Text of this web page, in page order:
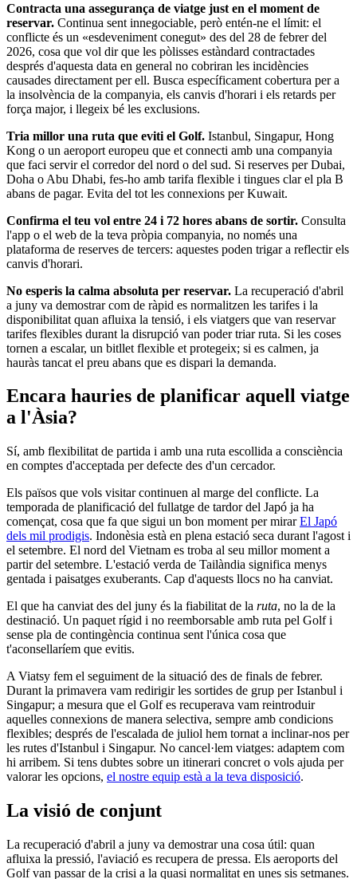
Contracta una assegurança de viatge just en el moment de
reservar. Continua sent innegociable, però entén-ne el límit: el
conflicte és un «esdeveniment conegut» des del 28 de febrer del
2026, cosa que vol dir que les pòlisses estàndard contractades
després d'aquesta data en general no cobriran les incidències
causades directament per ell. Busca específicament cobertura per a
la insolvència de la companyia, els canvis d'horari i els retards per
força major, i llegeix bé les exclusions.
Tria millor una ruta que eviti el Golf. Istanbul, Singapur, Hong
Kong o un aeroport europeu que et connecti amb una companyia
que faci servir el corredor del nord o del sud. Si reserves per Dubai,
Doha o Abu Dhabi, fes-ho amb tarifa flexible i tingues clar el pla B
abans de pagar. Evita del tot les connexions per Kuwait.
Confirma el teu vol entre 24 i 72 hores abans de sortir. Consulta
l'app o el web de la teva pròpia companyia, no només una
plataforma de reserves de tercers: aquestes poden trigar a reflectir els
canvis d'horari.
No esperis la calma absoluta per reservar. La recuperació d'abril
a juny va demostrar com de ràpid es normalitzen les tarifes i la
disponibilitat quan afluixa la tensió, i els viatgers que van reservar
tarifes flexibles durant la disrupció van poder triar ruta. Si les coses
tornen a escalar, un bitllet flexible et protegeix; si es calmen, ja
hauràs tancat el preu abans que es dispari la demanda.
Encara hauries de planificar aquell viatge
a l'Àsia?
Sí, amb flexibilitat de partida i amb una ruta escollida a consciència
en comptes d'acceptada per defecte des d'un cercador.
Els països que vols visitar continuen al marge del conflicte. La
temporada de planificació del fullatge de tardor del Japó ja ha
començat, cosa que fa que sigui un bon moment per mirarEl Japó
dels mil prodigis. Indonèsia està en plena estació seca durant l'agost i
el setembre. El nord del Vietnam es troba al seu millor moment a
partir del setembre. L'estació verda de Tailàndia significa menys
gentada i paisatges exuberants. Cap d'aquests llocs no ha canviat.
El que ha canviat des del juny és la fiabilitat de la ruta, no la de la
destinació. Un paquet rígid i no reemborsable amb ruta pel Golf i
sense pla de contingència continua sent l'única cosa que
t'aconsellaríem que evitis.
A Viatsy fem el seguiment de la situació des de finals de febrer.
Durant la primavera vam redirigir les sortides de grup per Istanbul i
Singapur; a mesura que el Golf es recuperava vam reintroduir
aquelles connexions de manera selectiva, sempre amb condicions
flexibles; després de l'escalada de juliol hem tornat a inclinar-nos per
les rutes d'Istanbul i Singapur. No cancel·lem viatges: adaptem com
hi arribem. Si tens dubtes sobre un itinerari concret o vols ajuda per
valorar les opcions, el nostre equip està a la teva disposició.
La visió de conjunt
La recuperació d'abril a juny va demostrar una cosa útil: quan
afluixa la pressió, l'aviació es recupera de pressa. Els aeroports del
Golf van passar de la crisi a la quasi normalitat en unes sis setmanes.